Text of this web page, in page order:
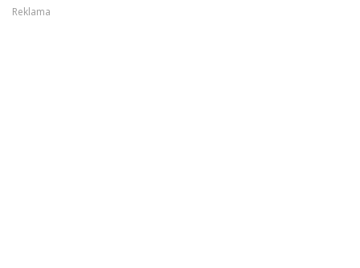
Reklama